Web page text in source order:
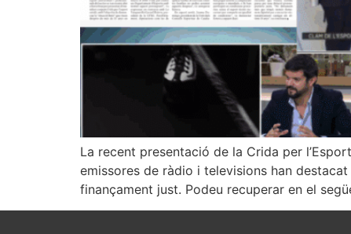
La recent presentació de la Crida per
emissores de ràdio i televisions han
finançament just. Podeu recuperar en el